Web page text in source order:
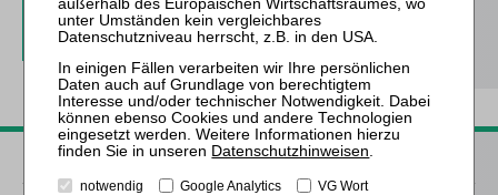
Probe-Abo bestellen
Passende BücherDatenschutzhinweisen.
notwendig Google Analytics VG Wort